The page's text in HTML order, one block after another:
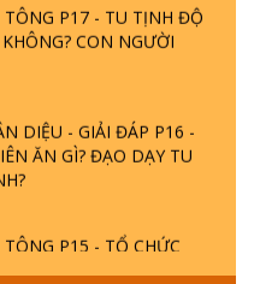
CON NGƯỜI
DIỆU - GIẢI ĐÁP P16 -
ĂN GÌ? ĐẠO DẠY TU
TÔNG P15 - TỔ CHỨC
LÝ ĐẠO PHẬT KHI